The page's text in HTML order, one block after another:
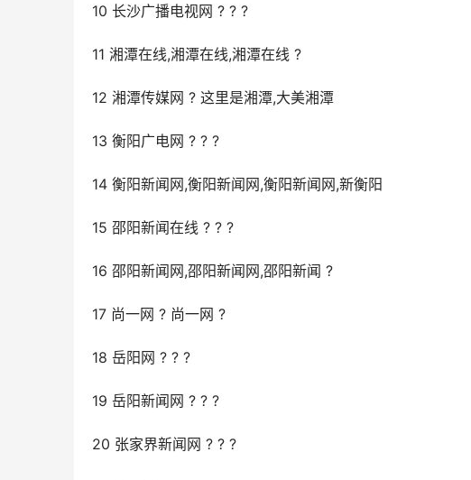
10 长沙广播电视网 ? ? ?
11 湘潭在线,湘潭在线,湘潭在线 ?
12 湘潭传媒网 ? 这里是湘潭,大美湘潭
13 衡阳广电网 ? ? ?
14 衡阳新闻网,衡阳新闻网,衡阳新闻网,新衡阳
15 邵阳新闻在线 ? ? ?
16 邵阳新闻网,邵阳新闻网,邵阳新闻 ?
17 尚一网 ? 尚一网 ?
18 岳阳网 ? ? ?
19 岳阳新闻网 ? ? ?
20 张家界新闻网 ? ? ?